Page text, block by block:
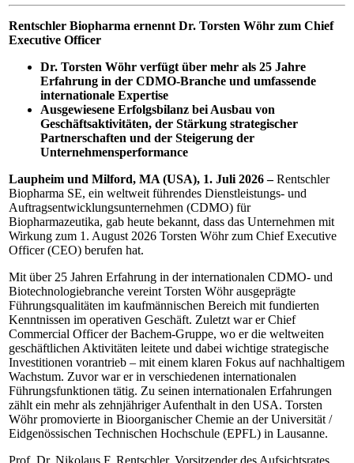
Rentschler Biopharma ernennt Dr. Torsten Wöhr zum Chief
Executive Officer
Dr. Torsten Wöhr verfügt über mehr als 25 Jahre
Erfahrung in der CDMO-Branche und umfassende
internationale Expertise
Ausgewiesene Erfolgsbilanz bei Ausbau von
Geschäftsaktivitäten, der Stärkung strategischer
Partnerschaften und der Steigerung der
Unternehmensperformance
Laupheim und Milford, MA (USA), 1. Juli 2026 –Rentschler
Biopharma SE, ein weltweit führendes Dienstleistungs- und
Auftragsentwicklungsunternehmen (CDMO) für
Biopharmazeutika, gab heute bekannt, dass das Unternehmen mit
Wirkung zum 1. August 2026 Torsten Wöhr zum Chief Executive
Officer (CEO) berufen hat.
Mit über 25 Jahren Erfahrung in der internationalen CDMO- und
Biotechnologiebranche vereint Torsten Wöhr ausgeprägte
Führungsqualitäten im kaufmännischen Bereich mit fundierten
Kenntnissen im operativen Geschäft. Zuletzt war er Chief
Commercial Officer der Bachem-Gruppe, wo er die weltweiten
geschäftlichen Aktivitäten leitete und dabei wichtige strategische
Investitionen vorantrieb – mit einem klaren Fokus auf nachhaltigem
Wachstum. Zuvor war er in verschiedenen internationalen
Führungsfunktionen tätig. Zu seinen internationalen Erfahrungen
zählt ein mehr als zehnjähriger Aufenthalt in den USA. Torsten
Wöhr promovierte in Bioorganischer Chemie an der Universität /
Eidgenössischen Technischen Hochschule (EPFL) in Lausanne.
Prof. Dr. Nikolaus F. Rentschler, Vorsitzender des Aufsichtsrates